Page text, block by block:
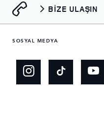
BİZE ULAŞIN
SOSYAL MEDYA